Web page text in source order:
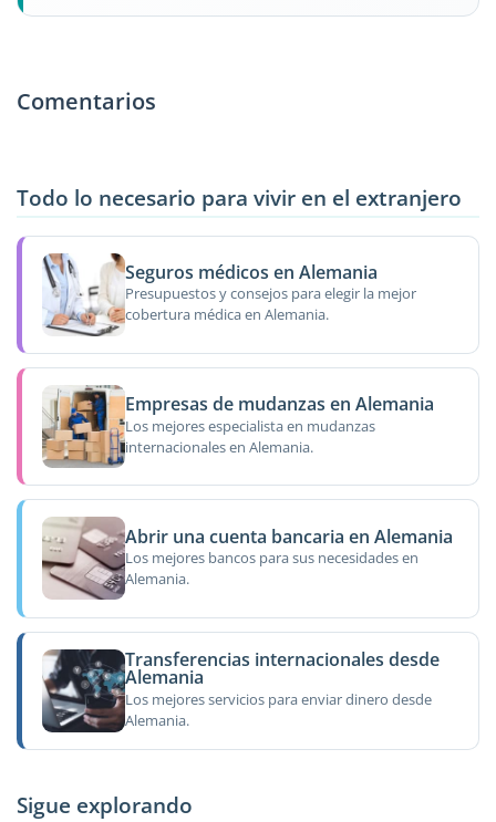
Comentarios
Todo lo necesario para vivir en el extranjero
Seguros médicos en Alemania
Presupuestos y consejos para elegir la mejor
cobertura médica en Alemania.
Empresas de mudanzas en Alemania
Los mejores especialista en mudanzas
internacionales en Alemania.
Abrir una cuenta bancaria en Alemania
Los mejores bancos para sus necesidades en
Alemania.
Transferencias internacionales desde
Alemania
Los mejores servicios para enviar dinero desde
Alemania.
Sigue explorando